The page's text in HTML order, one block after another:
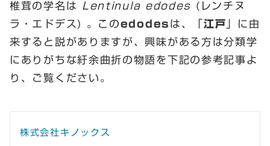
椎茸の学名は Lentinula edodes (レンチヌ
ラ・エドデス) 。このedodes は、「江戸 」に由
来すると説がありますが、興味がある方は分類学
にありがちな紆余曲折の物語を下記の参考記事よ
り、ご覧ください。
株式会社キノックス